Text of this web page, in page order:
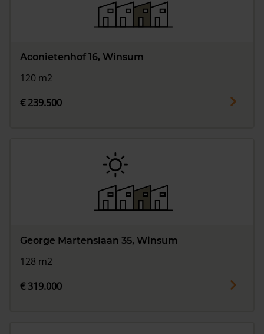
Aconietenhof 16, Winsum
120 m2
€ 239.500
George Martenslaan 35, Winsum
128 m2
€ 319.000